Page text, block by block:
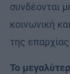
συνδέονται
κοινωνική
της
Το